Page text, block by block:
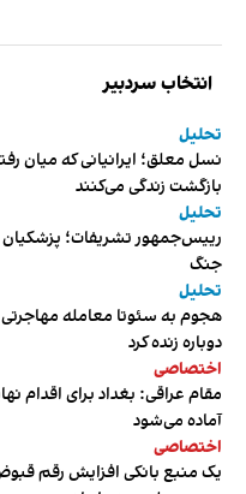
انتخاب سردبیر
تحلیل
نسل معلق؛ ایرانیانی که میان
بازگشت زندگی می‌کنند
تحلیل
رییس‌جمهور تشریفات؛ پزشکیان
جنگ
تحلیل
هجوم به سئوتا معامله مهاجرتی
دوباره زنده کرد
اختصاصی
مقام عراقی: بغداد برای اقدام
آماده می‌شود
اختصاصی
یک منبع بانکی افزایش رقم